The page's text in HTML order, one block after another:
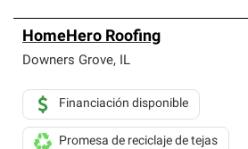
HomeHero Roofing
Downers Grove, IL
Financiación disponible
Promesa de reciclaje de tejas